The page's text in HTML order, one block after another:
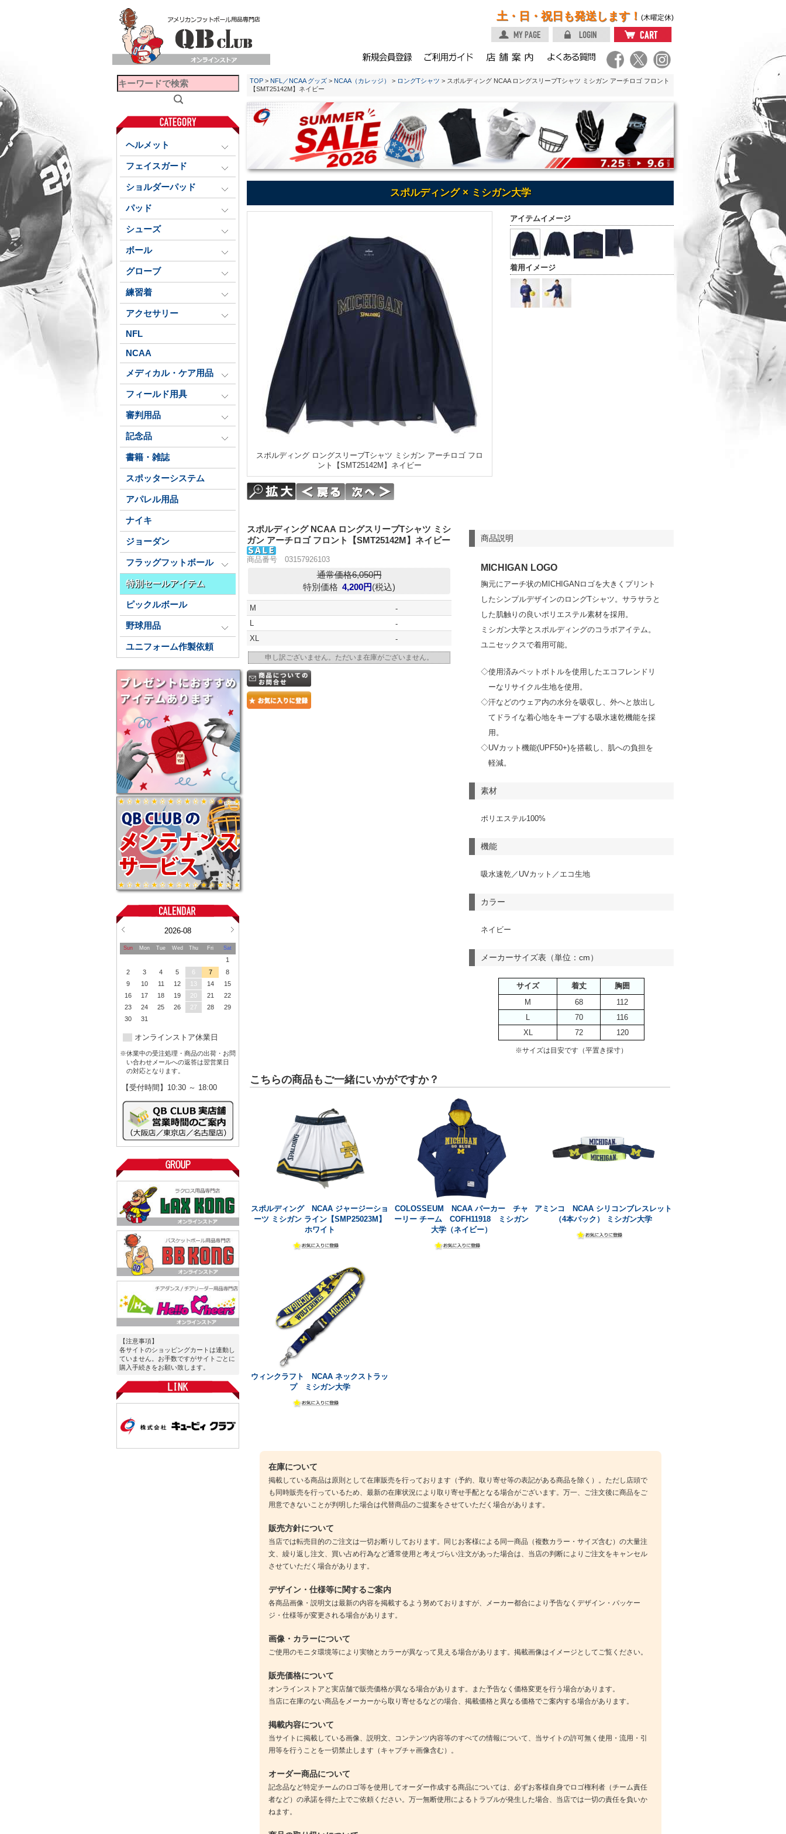
土・日・祝日も発送します！ (木曜定休)
ヘルメット
フェイスガード
ショルダーパッド
パッド
シューズ
ボール
グローブ
練習着
アクセサリー
NFL
NCAA
メディカル・ケア用品
フィールド用具
審判用品
記念品
書籍・雑誌
スポッターシステム
アパレル用品
ナイキ
ジョーダン
フラッグフットボール
特別セールアイテム
ピックルボール
野球用品
ユニフォーム作製依頼
2026-08
Sun Mon Tue Wed Thu Fri Sat
1
2
3 4 5 6 7
8
9
10 11 12 13 14
15
16
17 18 19 20 21
22
23
24 25 26 27 28
29
30
31
オンラインストア休業日
※休業中の受注処理・商品の出荷・お問
い合わせメールへの返答は翌営業日
の対応となります。
【受付時間】10:30 ～ 18:00
【注意事項】
各サイトのショッピングカートは連動し
ていません。お手数ですがサイトごとに
購入手続きをお願い致します。
TOP > NFL／NCAA グッズ > NCAA（カレッジ） > ロングTシャツ > スポルディング NCAA ロングスリーブTシャツ ミシガン アーチロゴ フロント
【SMT25142M】ネイビー
スポルディング × ミシガン大学
アイテムイメージ
着用イメージ
スポルディング ロングスリーブTシャツ ミシガン アーチロゴ フロ
ント【SMT25142M】ネイビー
商品説明
MICHIGAN LOGO
胸元にアーチ状のMICHIGANロゴを大きくプリント
したシンプルデザインのロングTシャツ。サラサラと
した肌触りの良いポリエステル素材を採用。
ミシガン大学とスポルディングのコラボアイテム。
ユニセックスで着用可能。
◇使用済みペットボトルを使用したエコフレンドリ
ーなリサイクル生地を使用。
◇汗などのウェア内の水分を吸収し、外へと放出し
てドライな着心地をキープする吸水速乾機能を採
用。
◇UVカット機能(UPF50+)を搭載し、肌への負担を
軽減。
素材
ポリエステル100%
機能
吸水速乾／UVカット／エコ生地
カラー
ネイビー
メーカーサイズ表（単位：cm）
サイズ 着丈
胸囲
M
68
112
L
70
116
XL
72 120
※サイズは目安です（平置き採寸）
スポルディング NCAA ロングスリーブTシャツ ミシ
ガン アーチロゴ フロント【SMT25142M】ネイビー
商品番号 03157926103
通常価格6,050円
特別価格 4,200円(税込)
M
-
L
-
XL
-
申し訳ございません。ただいま在庫がございません。
こちらの商品もご一緒にいかがですか？
スポルディング NCAA ジャージーショ
ーツ ミシガン ライン【SMP25023M】
ホワイト
COLOSSEUM NCAA パーカー チャ
ーリー チーム COFH11918 ミシガン
大学（ネイビー）
アミンコ NCAA シリコンブレスレット
（4本パック） ミシガン大学
ウィンクラフト NCAA ネックストラッ
プ ミシガン大学
在庫について
掲載している商品は原則として在庫販売を行っております（予約、取り寄せ等の表記がある商品を除く）。ただし店頭で
も同時販売を行っているため、最新の在庫状況により取り寄せ手配となる場合がございます。万一、ご注文後に商品をご
用意できないことが判明した場合は代替商品のご提案をさせていただく場合があります。
販売方針について
当店では転売目的のご注文は一切お断りしております。同じお客様による同一商品（複数カラー・サイズ含む）の大量注
文、繰り返し注文、買い占め行為など通常使用と考えづらい注文があった場合は、当店の判断によりご注文をキャンセル
させていただく場合があります。
デザイン・仕様等に関するご案内
各商品画像・説明文は最新の内容を掲載するよう努めておりますが、メーカー都合により予告なくデザイン・パッケー
ジ・仕様等が変更される場合があります。
画像・カラーについて
ご使用のモニタ環境等により実物とカラーが異なって見える場合があります。掲載画像はイメージとしてご覧ください。
販売価格について
オンラインストアと実店舗で販売価格が異なる場合があります。また予告なく価格変更を行う場合があります。
当店に在庫のない商品をメーカーから取り寄せるなどの場合、掲載価格と異なる価格でご案内する場合があります。
掲載内容について
当サイトに掲載している画像、説明文、コンテンツ内容等のすべての情報について、当サイトの許可無く使用・流用・引
用等を行うことを一切禁止します（キャプチャ画像含む）。
オーダー商品について
記念品など特定チームのロゴ等を使用してオーダー作成する商品については、必ずお客様自身でロゴ権利者（チーム責任
者など）の承諾を得た上でご依頼ください。万一無断使用によるトラブルが発生した場合、当店では一切の責任を負いか
ねます。